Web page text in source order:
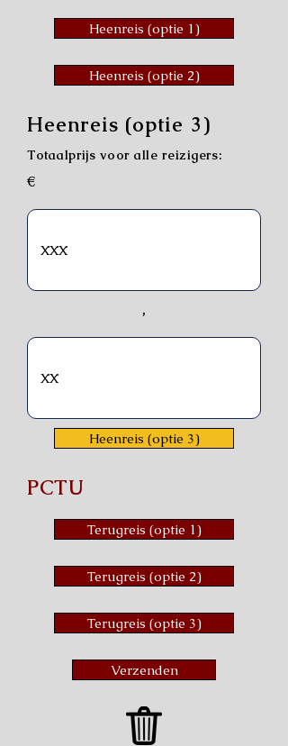
Heenreis (optie 1)
Heenreis (optie 2)
Heenreis (optie 3)
Totaalprijs voor alle reizigers:
€
,
Heenreis (optie 3)
PCTU
Terugreis (optie 1)
Terugreis (optie 2)
Terugreis (optie 3)
Verzenden